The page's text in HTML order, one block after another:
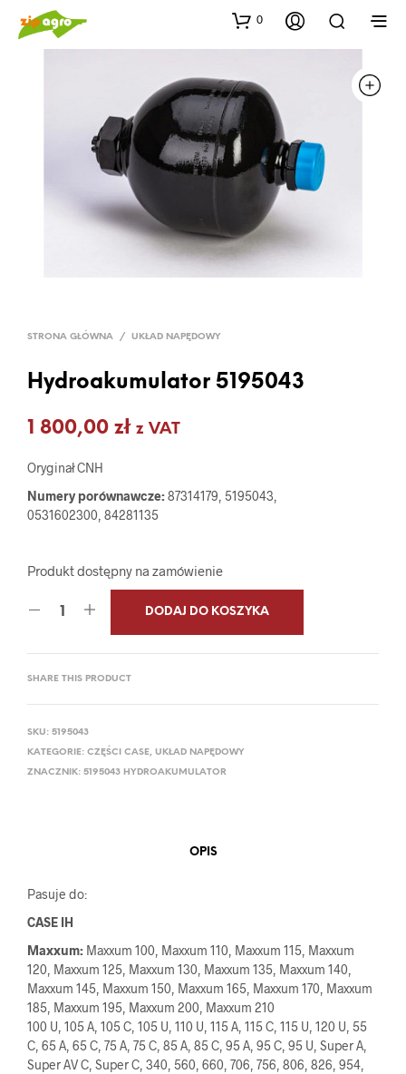
0
STRONA GŁÓWNA / UKŁAD NAPĘDOWY
Hydroakumulator 5195043
1 800,00 zł z VAT
Oryginał CNH
Numery porównawcze:87314179, 5195043,
0531602300, 84281135
Produkt dostępny na zamówienie
DODAJ DO KOSZYKA
SHARE THIS PRODUCT
SKU: 5195043
KATEGORIE: CZĘŚCI CASE, UKŁAD NAPĘDOWY
ZNACZNIK: 5195043 HYDROAKUMULATOR
OPIS
Pasuje do:
CASE IH
Maxxum: Maxxum 100, Maxxum 110, Maxxum 115, Maxxum
120, Maxxum 125, Maxxum 130, Maxxum 135, Maxxum 140,
Maxxum 145, Maxxum 150, Maxxum 165, Maxxum 170, Maxxum
185, Maxxum 195, Maxxum 200, Maxxum 210
100 U, 105 A, 105 C, 105 U, 110 U, 115 A, 115 C, 115 U, 120 U, 55
C, 65 A, 65 C, 75 A, 75 C, 85 A, 85 C, 95 A, 95 C, 95 U, Super A,
Super AV C, Super C, 340, 560, 660, 706, 756, 806, 826, 954,